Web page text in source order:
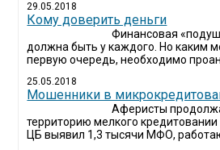
29.05.2018
Кому доверить деньги
Финансовая
должна быть у каждого. Но каким
первую очередь, необходимо
25.05.2018
Мошенники в
Аферисты
территорию мелкого кредитовании
ЦБ выявил 1,3 тысячи МФО,